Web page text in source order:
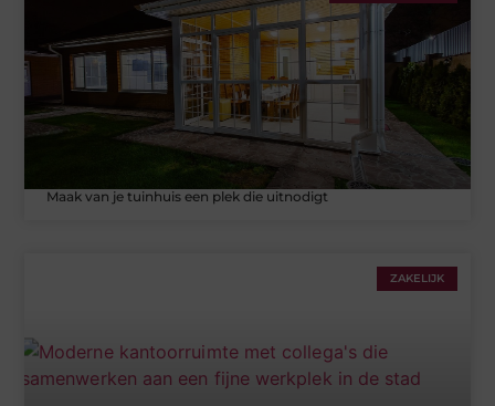
Maak van je tuinhuis een plek die uitnodigt
ZAKELIJK